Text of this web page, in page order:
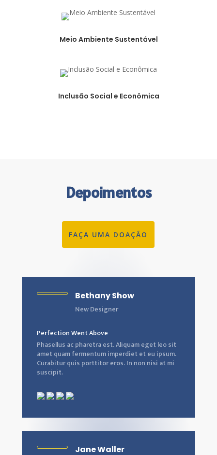
Meio Ambiente Sustentável
Inclusão Social e Econômica
Depoimentos
FAÇA UMA DOAÇÃO
Bethany Show
New Designer
Perfection Went Above
Phasellus ac pharetra est. Aliquam eget leo sit
amet quam fermentum imperdiet et eu ipsum.
Curabitur quis porttitor eros. In non nisi at mi
suscipit.
Jane Waller